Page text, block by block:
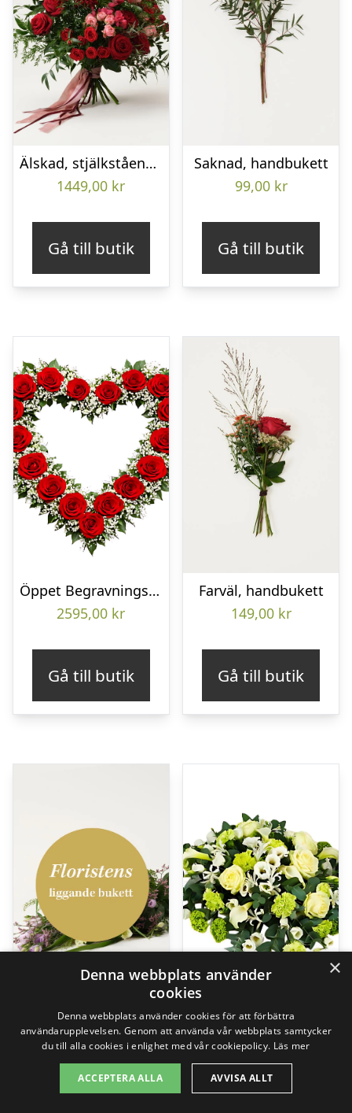
Älskad, stjälkstående bukett
1449,00 kr
Gå till butik
Saknad, handbukett
99,00 kr
Gå till butik
Öppet Begravningshjärta
2595,00 kr
Gå till butik
Farväl, handbukett
149,00 kr
Gå till butik
Floristens liggande bukett
499,00kr
1295,00kr
×
Denna webbplats använder
cookies
Denna webbplats använder cookies för att förbättra
användarupplevelsen. Genom att använda vår webbplats samtycker
du till alla cookies i enlighet med vår cookiepolicy. Läs mer
ACCEPTERA ALLA AVVISA ALLT